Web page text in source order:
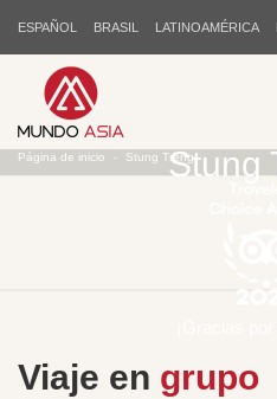
ESPAÑOL BRASIL LATINOAMÉRICA
Stung
Página de inicio Stung Treng
Viaje en grupo